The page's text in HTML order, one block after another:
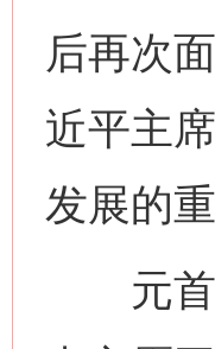
后再次
近平主
发展的
元首